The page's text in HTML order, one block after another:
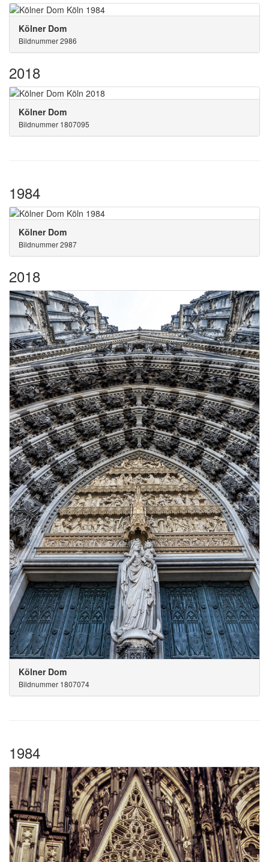
Kölner Dom
Bildnummer 2986
2018
Kölner Dom
Bildnummer 1807095
1984
Kölner Dom
Bildnummer 2987
2018
Kölner Dom
Bildnummer 1807074
1984